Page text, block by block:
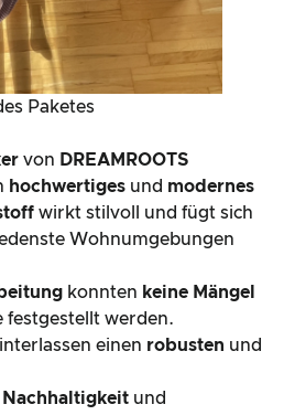
Paketes
von DREAMROOTS
hochwertiges und modernes
wirkt stilvoll und fügt sich
Wohnumgebungen
konnten keine Mängel
festgestellt werden.
einen robusten und
Nachhaltigkeit und